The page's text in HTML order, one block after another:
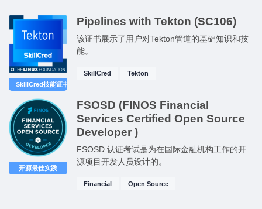
SkillCred技能证书
Pipelines with Tekton (SC106)
该证书展示了用户对Tekton管道的基础知识和技
能。
SkillCred Tekton
开源最佳实践
FSOSD (FINOS Financial
Services Certified Open Source
Developer )
FSOSD 认证考试是为在国际金融机构工作的开
源项目开发人员设计的。
Financial Open Source